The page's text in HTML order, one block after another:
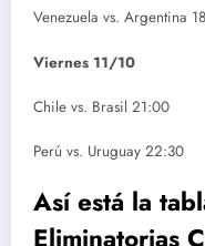
Venezuela vs. Argentina
Viernes 11/10
Chile vs. Brasil 21:00
Perú vs. Uruguay 22:30
Así está la
Eliminatorias